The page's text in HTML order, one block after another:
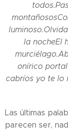
todos.
montañosos
luminoso.
la nocheEl
murciélago.
onírico
cabríos yo te lo
Las últimas
parecen ser,